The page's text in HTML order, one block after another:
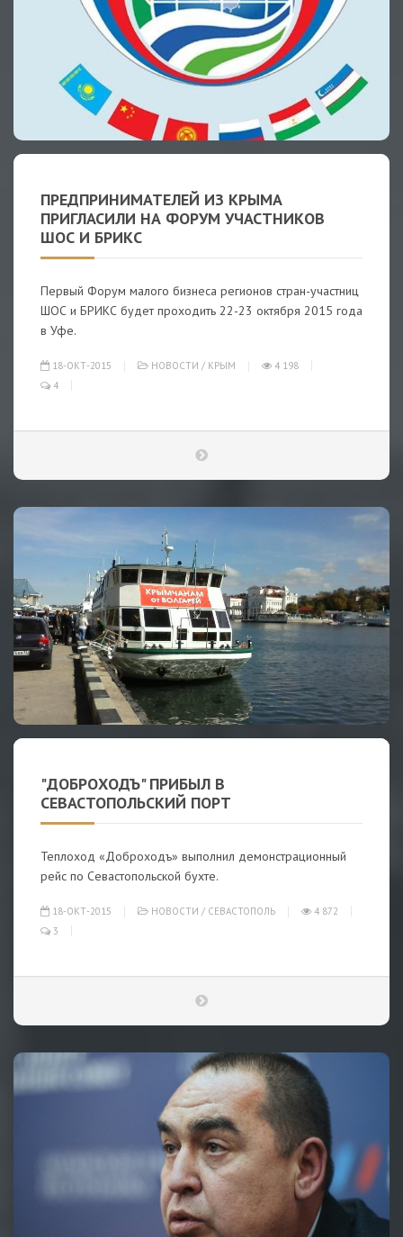
ПРЕДПРИНИМАТЕЛЕЙ ИЗ КРЫМА
ПРИГЛАСИЛИ НА ФОРУМ УЧАСТНИКОВ
ШОС И БРИКС
Первый Форум малого бизнеса регионов стран-участниц
ШОС и БРИКС будет проходить 22-23 октября 2015 года
в Уфе.
18-ОКТ-2015 НОВОСТИ / КРЫМ
4 198
4
"ДОБРОХОДЪ" ПРИБЫЛ В
СЕВАСТОПОЛЬСКИЙ ПОРТ
Теплоход «Доброходъ» выполнил демонстрационный
рейс по Севастопольской бухте.
18-ОКТ-2015 НОВОСТИ / СЕВАСТОПОЛЬ
4 872
3